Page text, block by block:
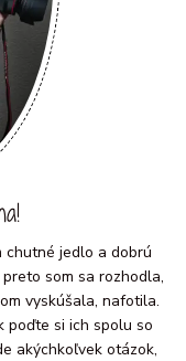
chutné jedlo a dobrú
som sa rozhodla,
vyskúšala, nafotila.
poďte si ich spolu so
akýchkoľvek otázok,